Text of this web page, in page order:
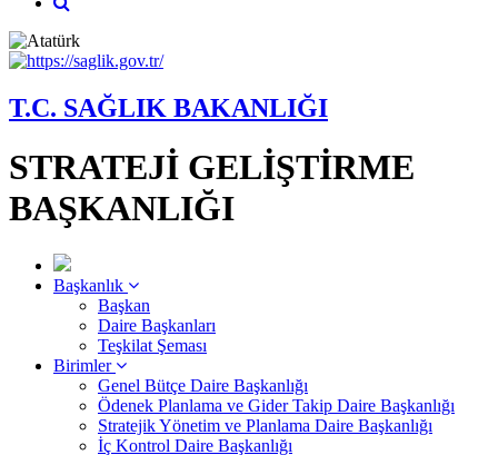
T.C. SAĞLIK BAKANLIĞI
STRATEJİ GELİŞTİRME
BAŞKANLIĞI
Başkanlık
Başkan
Daire Başkanları
Teşkilat Şeması
Birimler
Genel Bütçe Daire Başkanlığı
Ödenek Planlama ve Gider Takip Daire Başkanlığı
Stratejik Yönetim ve Planlama Daire Başkanlığı
İç Kontrol Daire Başkanlığı